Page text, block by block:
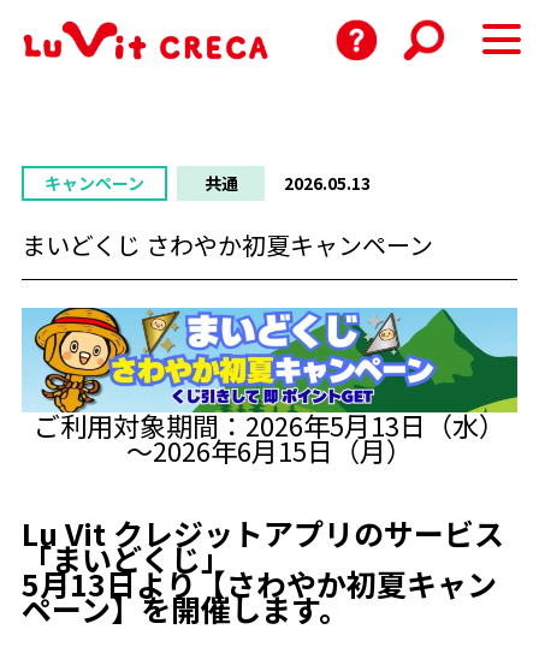
キャンペーン 共通 2026.05.13
まいどくじ さわやか初夏キャンペーン
ご利用対象期間：2026年5月13日（水）
～2026年6月15日（月）
Lu Vit クレジットアプリのサービス
「まいどくじ」
5月13日より【さわやか初夏キャン
ペーン】を開催します。